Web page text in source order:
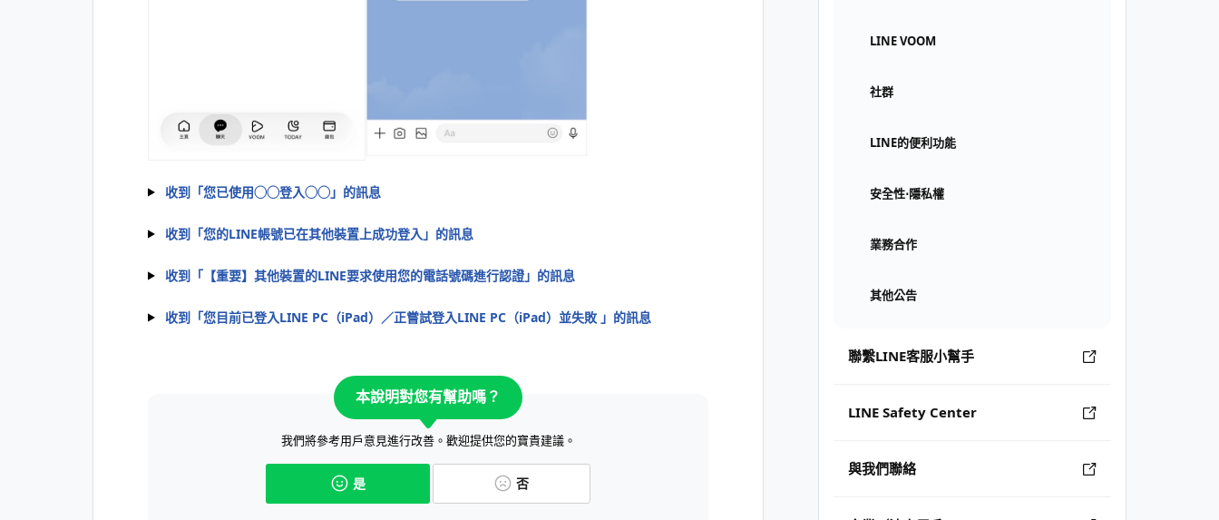
LINE VOOM
社群
LINE的便利功能
安全性⋅隱私權
業務合作
其他公告
聯繫LINE客服小幫手
LINE Safety Center
與我們聯絡
收到「您已使用◯◯登入◯◯」的訊息
收到「您的LINE帳號已在其他裝置上成功登入」的訊息
收到「【重要】其他裝置的LINE要求使用您的電話號碼進行認證」的訊息
收到「您目前已登入LINE PC（iPad）／正嘗試登入LINE PC（iPad）並失敗 」的訊息
本說明對您有幫助嗎？
我們將參考用戶意見進行改善。歡迎提供您的寶貴建議。
是 否